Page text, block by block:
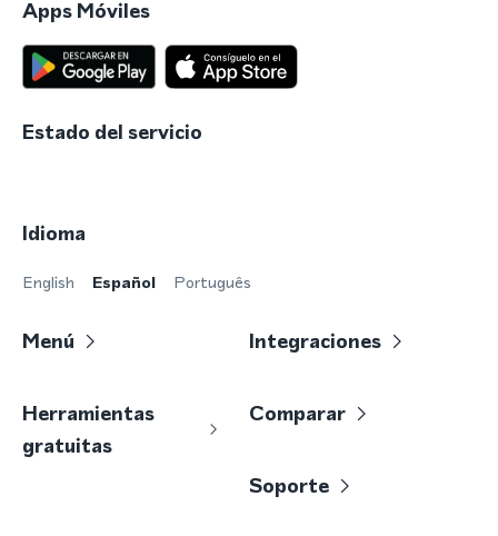
Apps Móviles
Estado del servicio
Idioma
English Español Português
Menú Integraciones
Herramientas
gratuitas
Comparar
Soporte